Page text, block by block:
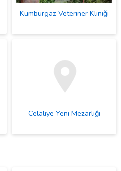
Kumburgaz Veteriner Kliniği
Celaliye Yeni Mezarlığı